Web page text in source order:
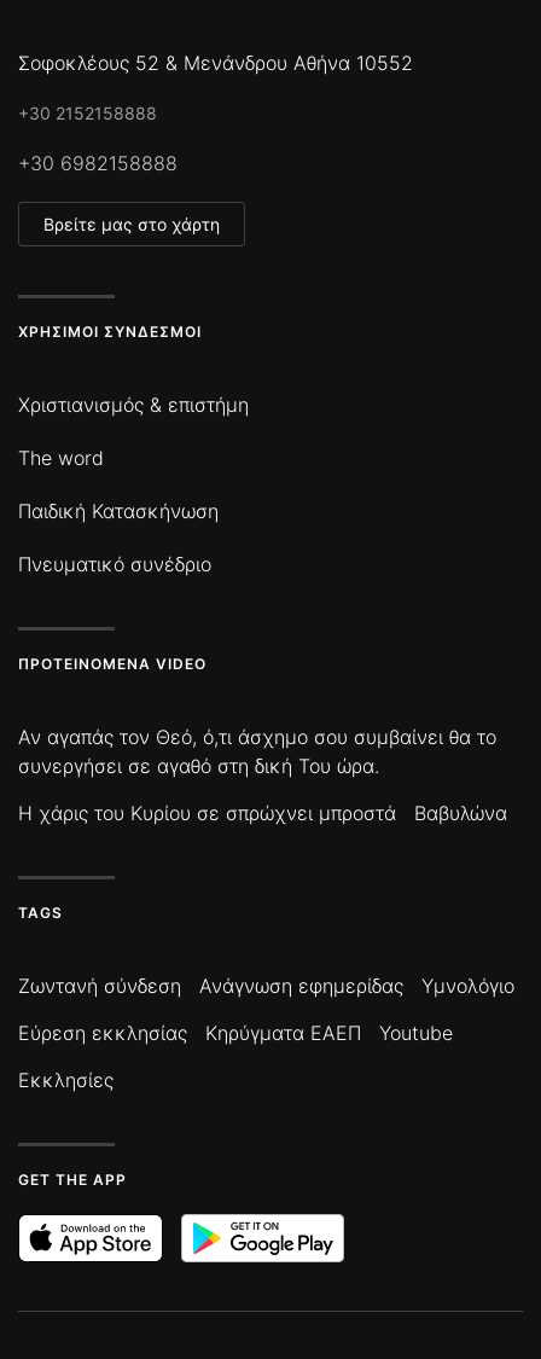
Σοφοκλέους 52 & Μενάνδρου Αθήνα 10552
+30 2152158888
+30 6982158888
Βρείτε μας στο χάρτη
ΧΡΉΣΙΜΟΙ ΣΎΝΔΕΣΜΟΙ
Χριστιανισμός & επιστήμη
The word
Παιδική Κατασκήνωση
Πνευματικό συνέδριο
ΠΡΟΤΕΙΝΌΜΕΝΑ VIDEO
Αν αγαπάς τον Θεό, ό,τι άσχημο σου συμβαίνει θα το
συνεργήσει σε αγαθό στη δική Του ώρα.
Η χάρις του Κυρίου σε σπρώχνει μπροστά
Βαβυλώνα
TAGS
Ζωντανή σύνδεση Ανάγνωση εφημερίδας
Υμνολόγιο
Εύρεση εκκλησίας
Κηρύγματα ΕΑΕΠ
Youtube
Εκκλησίες
GET THE APP